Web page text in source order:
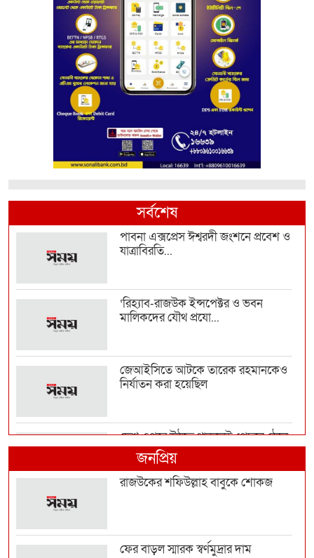
সর্বশেষ
পাবনা এক্সপ্রেস ঈশ্বরদী জংশনে প্রবেশ ও
যাত্রাবিরতি...
‘রিহ্যাব-রাজউক ইন্সপেক্টর ও ভবন
মালিকদের যৌথ প্রযো...
জেআইসিতে আটকে তারেক রহমানকেও
নির্যাতন করা হয়েছিল
দেশ ওপরে উঠতে থাকলেই পেছনে ঠেলে
দেওয়ার চক্রান্ত হয়...
জনপ্রিয়
রাজউকের শফিউল্লাহ বাবুকে শোকজ
ফের বাড়ল স্মারক স্বর্ণমুদ্রার দাম